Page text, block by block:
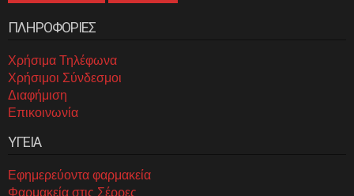
ΠΛΗΡΟΦΟΡΙΕΣ
Χρήσιμα Τηλέφωνα
Χρήσιμοι Σύνδεσμοι
Διαφήμιση
Επικοινωνία
ΥΓΕΙΑ
Εφημερεύοντα φαρμακεία
Φαρμακεία στις Σέρρες